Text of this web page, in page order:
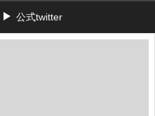
公式twitter